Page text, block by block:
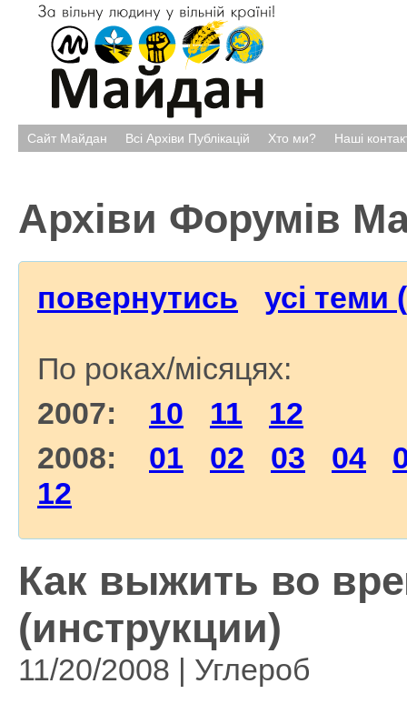
Сайт Майдан Всі Архіви Публікацій Хто ми? Наші
Архіви Форумів
повернутись усі теми
По роках/місяцях:
2007: 10 11
12
2008: 01 02 03 04
12
Как выжить во
(инструкции)
11/20/2008 | Углероб